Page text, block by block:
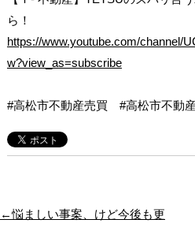
ら！
https://www.youtube.com/channel/
w?view_as=subscribe
#高松市不動産売買 #高松市不動
←悩ましい事案、けど今後も更